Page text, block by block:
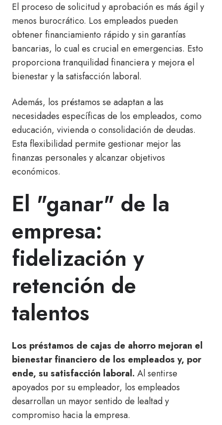
El proceso de solicitud y aprobación es más ágil y
menos burocrático. Los empleados pueden
obtener financiamiento rápido y sin garantías
bancarias, lo cual es crucial en emergencias. Esto
proporciona tranquilidad financiera y mejora el
bienestar y la satisfacción laboral.
Además, los préstamos se adaptan a las
necesidades específicas de los empleados, como
educación, vivienda o consolidación de deudas.
Esta flexibilidad permite gestionar mejor las
finanzas personales y alcanzar objetivos
económicos.
El "ganar" de la
empresa:
fidelización y
retención de
talentos
Los préstamos de cajas de ahorro mejoran el
bienestar financiero de los empleados y, por
ende, su satisfacción laboral. Al sentirse
apoyados por su empleador, los empleados
desarrollan un mayor sentido de lealtad y
compromiso hacia la empresa.